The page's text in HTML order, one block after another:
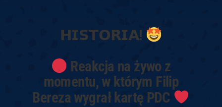
𝗛𝗜𝗦𝗧𝗢𝗥𝗜𝗔!
Reakcja na żywo z
momentu, w którym Filip
Bereza wygrał kartę PDC